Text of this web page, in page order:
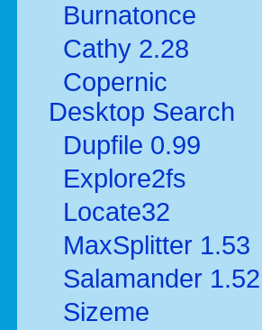
Burnatonce
Cathy 2.28
Copernic
Desktop Search
Dupfile 0.99
Explore2fs
Locate32
MaxSplitter 1.53
Salamander 1.52
Sizeme